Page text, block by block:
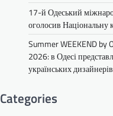
17-й Одеський
оголосив Національну
Summer WEEKEND by
2026: в Одесі
українських дизайнерів
Categories